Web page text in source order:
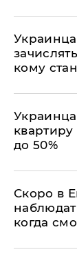
кому
до 50%
Скоро в
когда